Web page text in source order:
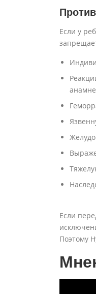
Если у
Если
Поэтому